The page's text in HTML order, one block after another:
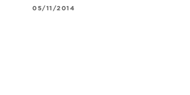
05/11/2014